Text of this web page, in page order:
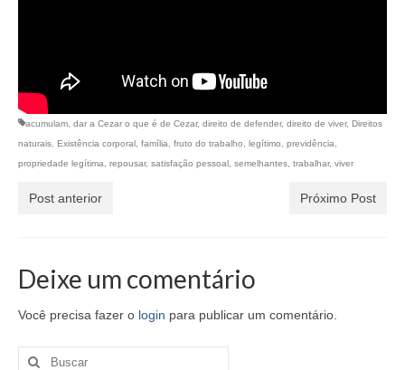
acumulam, dar a Cezar o que é de Cezar, direito de defender, direito de viver, Direitos
naturais, Existência corporal, família, fruto do trabalho, legítimo, previdência,
propriedade legítima, repousar, satisfação pessoal, semelhantes, trabalhar, viver
Post anterior Próximo Post
Deixe um comentário
Você precisa fazer o login para publicar um comentário.
Buscar